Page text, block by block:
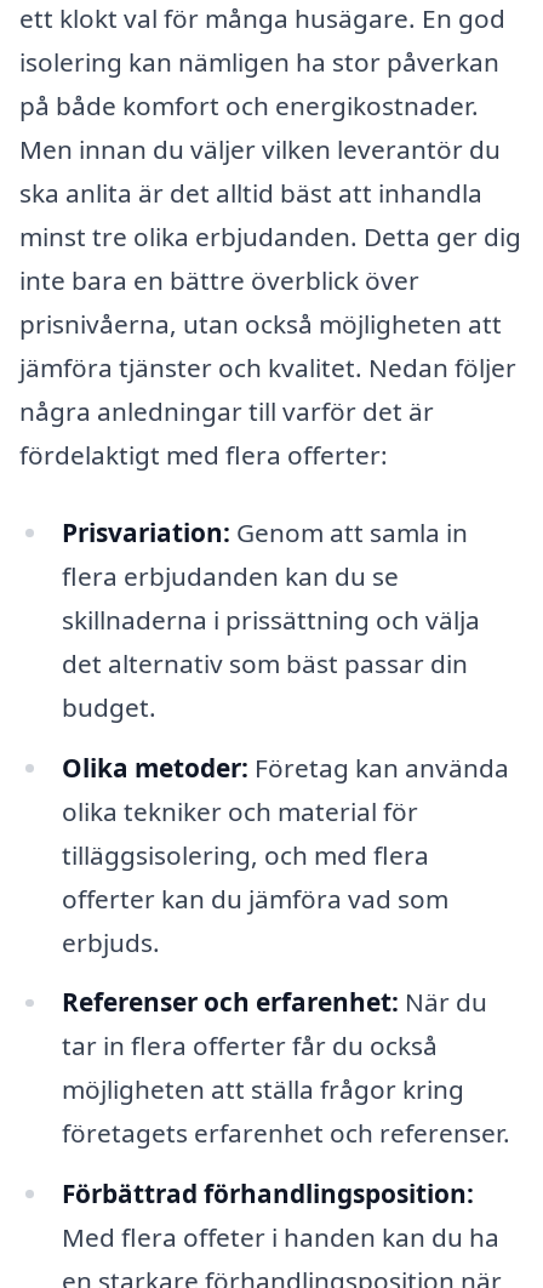
ett klokt val för många husägare. En god
isolering kan nämligen ha stor påverkan
på både komfort och energikostnader.
Men innan du väljer vilken leverantör du
ska anlita är det alltid bäst att inhandla
minst tre olika erbjudanden. Detta ger dig
inte bara en bättre överblick över
prisnivåerna, utan också möjligheten att
jämföra tjänster och kvalitet. Nedan följer
några anledningar till varför det är
fördelaktigt med flera offerter:
Prisvariation: Genom att samla in
flera erbjudanden kan du se
skillnaderna i prissättning och välja
det alternativ som bäst passar din
budget.
Olika metoder: Företag kan använda
olika tekniker och material för
tilläggsisolering, och med flera
offerter kan du jämföra vad som
erbjuds.
Referenser och erfarenhet: När du
tar in flera offerter får du också
möjligheten att ställa frågor kring
företagets erfarenhet och referenser.
Förbättrad förhandlingsposition:
Med flera offeter i handen kan du ha
en starkare förhandlingsposition när